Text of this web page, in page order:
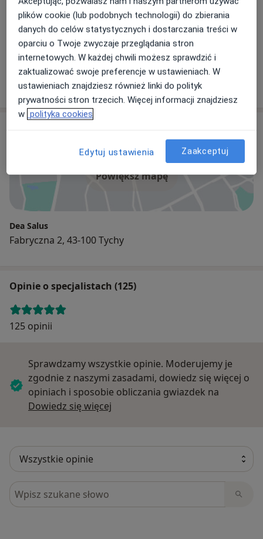
niezbędnej w budowaniu wzajemnego zaufania
pacjenta i lekarza oraz poczucia bezpieczeństwa
pacjenta,
rzetelną i profesjonalną informację o stanie zdrowia i
wszystkich dostępnych możliwości leczenia.
Nasza klinika i szpital wyposażone są w
najnowocześniejszy sprzęt diagnostyczny i zabiegowy.
dr n. med. Łukasz Noras
184 opinie
Powiększ mapę
Dea Salus
Fabryczna 2, 43-100 Tychy
Opinie o specjalistach (125)
125 opinii
Sprawdzamy wszystkie opinie. Moderujemy je
zgodnie z naszymi zasadami, dowiedz się więcej o
opiniach i sposobie obliczania gwiazdek na
Dowiedz się więcej
Szukaj w opiniach
plików cookie (lub podobnych technologii) do zbierania
danych do celów statystycznych i dostarczania treści w
oparciu o Twoje zwyczaje przeglądania stron
internetowych. W każdej chwili możesz sprawdzić i
zaktualizować swoje preferencje w ustawieniach. W
ustawieniach znajdziesz również linki do polityk
prywatności stron trzecich. Więcej informacji znajdziesz
w polityka cookies
Edytuj ustawienia Zaakceptuj